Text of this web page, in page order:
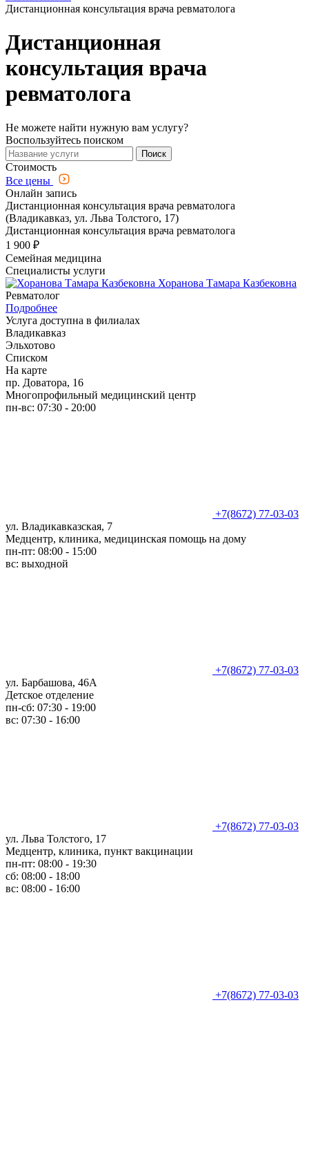
Дистанционная консультация врача ревматолога
Дистанционная
консультация врача
ревматолога
Не можете найти нужную вам услугу?
Воспользуйтесь поиском
Поиск
Стоимость
Все цены
Онлайн запись
Дистанционная консультация врача ревматолога
(Владикавказ, ул. Льва Толстого, 17)
Дистанционная консультация врача ревматолога
1 900 ₽
Семейная медицина
Специалисты услуги
Хоранова Тамара Казбековна
Ревматолог
Подробнее
Услуга доступна в филиалах
Владикавказ
Эльхотово
Списком
На карте
пр. Доватора, 16
Многопрофильный медицинский центр
пн-вс: 07:30 - 20:00
+7(8672) 77-03-03
ул. Владикавказская, 7
Медцентр, клиника, медицинская помощь на дому
пн-пт: 08:00 - 15:00
вс: выходной
+7(8672) 77-03-03
ул. Барбашова, 46А
Детское отделение
пн-сб: 07:30 - 19:00
вс: 07:30 - 16:00
+7(8672) 77-03-03
ул. Льва Толстого, 17
Медцентр, клиника, пункт вакцинации
пн-пт: 08:00 - 19:30
сб: 08:00 - 18:00
вс: 08:00 - 16:00
+7(8672) 77-03-03